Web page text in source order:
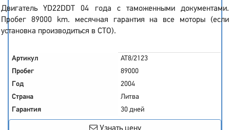
Двигатель YD22DDT 04 года с таможенными документами.
Пробег 89000 km. месячная гарантия на все моторы (если
установка производиться в СТО).
Артикул
AT8/2123
Пробег
89000
Год
2004
Страна
Литва
Гарантия
30 дней